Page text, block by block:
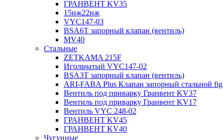
ГРАНВЕНТ KV35
15нж22нж
VYC147-03
BSA6T запорный клапан (вентиль)
MV40
Стальные
ZETKAMA 215F
Игольчатый VYC147-02
BSA3T запорный клапан (вентиль)
ARI-FABA Plus Клапан запорный стальной
Вентиль под приварку Гранвент KV37
Вентиль под приварку Гранвент KV17
Вентиль VYC 248-02
ГРАНВЕНТ KV45
ГРАНВЕНТ KV40
Чугунные